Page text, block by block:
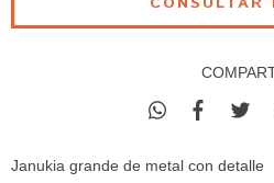
Janukia grande de metal con detalle